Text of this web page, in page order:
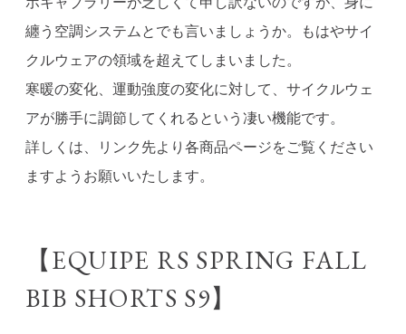
纏う空調システムとでも言いましょうか。もはやサイ
クルウェアの領域を超えてしまいました。
寒暖の変化、運動強度の変化に対して、サイクルウェ
アが勝手に調節してくれるという凄い機能です。
詳しくは、リンク先より各商品ページをご覧ください
ますようお願いいたします。
【EQUIPE RS SPRING FALL
BIB SHORTS S9】